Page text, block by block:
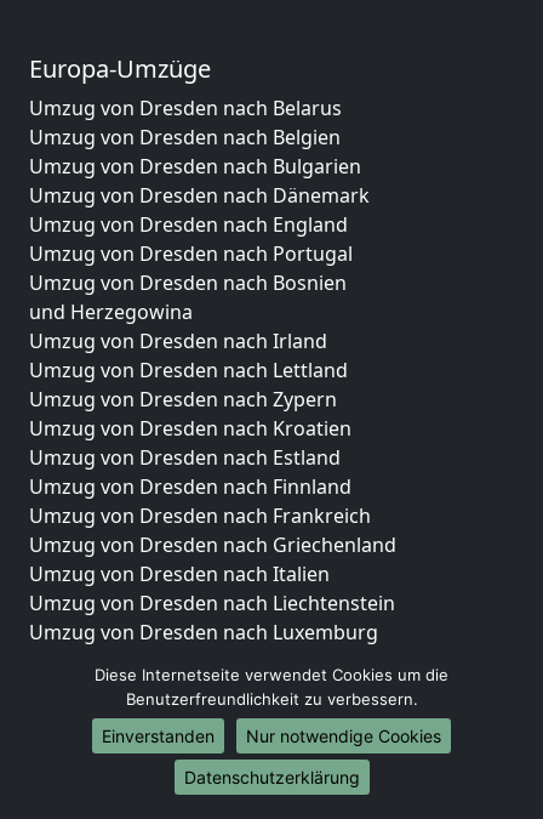
Europa-Umzüge
Umzug von Dresden nach Belarus
Umzug von Dresden nach Belgien
Umzug von Dresden nach Bulgarien
Umzug von Dresden nach Dänemark
Umzug von Dresden nach England
Umzug von Dresden nach Portugal
Umzug von Dresden nach Bosnien
und Herzegowina
Umzug von Dresden nach Irland
Umzug von Dresden nach Lettland
Umzug von Dresden nach Zypern
Umzug von Dresden nach Kroatien
Umzug von Dresden nach Estland
Umzug von Dresden nach Finnland
Umzug von Dresden nach Frankreich
Umzug von Dresden nach Griechenland
Umzug von Dresden nach Italien
Umzug von Dresden nach Liechtenstein
Umzug von Dresden nach Luxemburg
Umzug von Dresden nach Norwegen
Umzüge-Deutschlandweit
Umzug von Dresden nach Berlin
Diese Internetseite verwendet Cookies um die
Benutzerfreundlichkeit zu verbessern.
Einverstanden
Nur notwendige Cookies
Datenschutzerklärung